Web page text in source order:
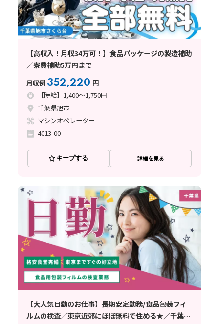
【高収入！月収34万可！】食品パッケージの製造補助
／寮費補助5万円まで
月収例 352,220 円
【時給】1,400～1,750円
千葉県旭市
マシンオペレーター
4013-00
キープする 詳細を見る
【大人気日勤のお仕事】長期安定勤務/食品包装フィ
ルムの検査／東京近郊にほぼ無料で住める★／千葉県